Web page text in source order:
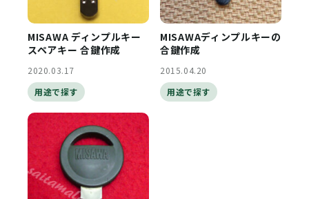
MISAWA ディンプルキー
スペアキー 合鍵作成
2020.03.17
用途で探す
MISAWAディンプルキーの
合鍵作成
2015.04.20
用途で探す